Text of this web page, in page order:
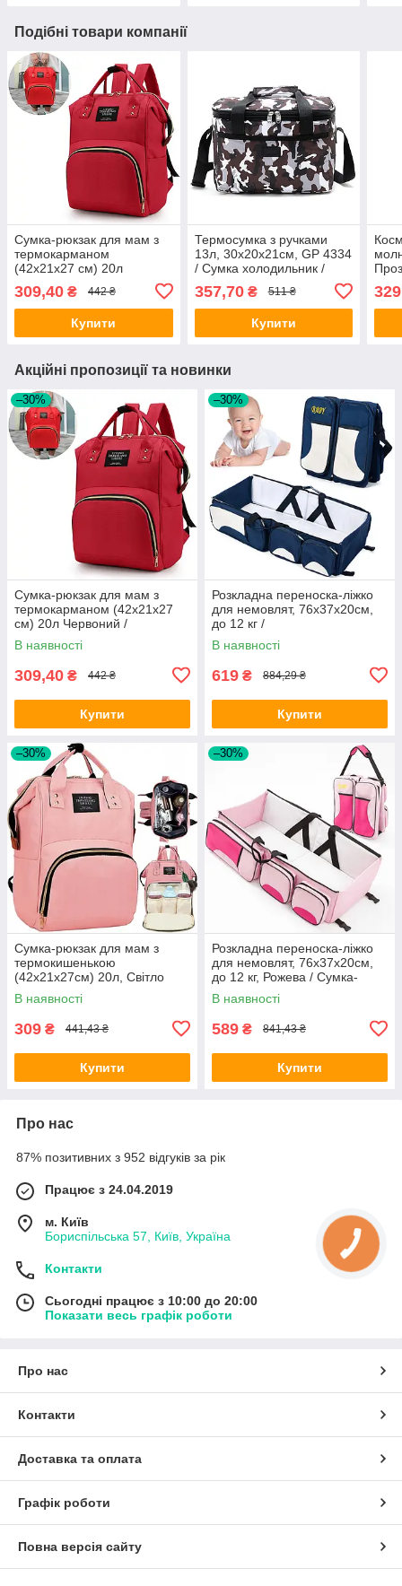
Подібні товари компанії
Сумка-рюкзак для мам з
термокарманом
(42х21х27 см) 20л
Багатофункціональна
сумка-органайзер для
309,40 ₴ 442 ₴
Купити
Термосумка з ручками
13л, 30х20х21см, GP 4334
/ Сумка холодильник /
напоїв
357,70₴ 511 ₴
Купити
Акційні пропозиції та новинки
–30%
Сумка-рюкзак для мам з
термокарманом (42х21х27
см) 20л Червоний /
Багатофункціональна сумка-
органайзер для мам
В наявності
309,40 ₴ 442 ₴
Купити
–30%
Розкладна переноска-ліжко
для немовлят, 76х37х20см,
до 12 кг /
Багатофункціональна сумка-
ліжко для дітей
В наявності
619 ₴ 884,29 ₴
Купити
–30%
Сумка-рюкзак для мам з
термокишенькою
(42х21х27см) 20л, Світло
рожевий /
Багатофункціональна сумка-
В наявності
309 ₴ 441,43 ₴
Купити
–30%
Розкладна переноска-ліжко
для немовлят, 76х37х20см,
до 12 кг, Рожева / Сумка-
ліжко для дітей
В наявності
589 ₴ 841,43 ₴
Купити
Про нас
87% позитивних з 952 відгуків за рік
Працює з 24.04.2019
м. Київ
Бориспільська 57, Київ, Україна
Контакти
Сьогодні працює з 10:00 до 20:00
Показати весь графік роботи
Про нас
Контакти
Доставка та оплата
Графік роботи
Повна версія сайту